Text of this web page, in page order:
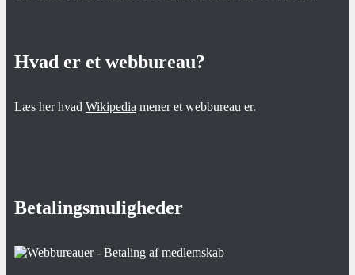
Hvad er et webbureau?
Læs her hvad Wikipedia mener et webbureau er.
Betalingsmuligheder